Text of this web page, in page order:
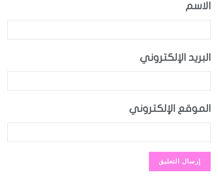
الاسم
البريد الإلكتروني
الموقع الإلكتروني